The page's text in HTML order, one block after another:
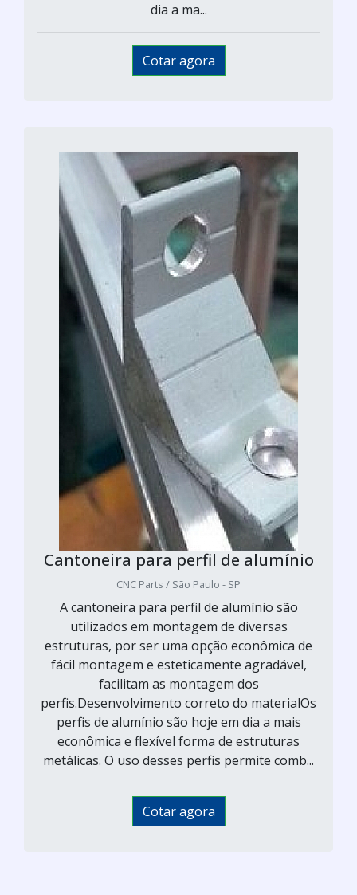
dia a ma...
Cotar agora
Cantoneira para perfil de alumínio
CNC Parts / São Paulo - SP
A cantoneira para perfil de alumínio são
utilizados em montagem de diversas
estruturas, por ser uma opção econômica de
fácil montagem e esteticamente agradável,
facilitam as montagem dos
perfis.Desenvolvimento correto do materialOs
perfis de alumínio são hoje em dia a mais
econômica e flexível forma de estruturas
metálicas. O uso desses perfis permite comb...
Cotar agora